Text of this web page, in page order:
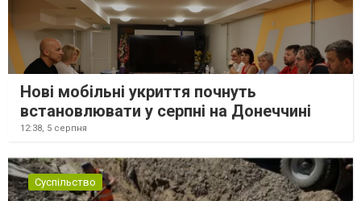
Нові мобільні укриття почнуть
встановлювати у серпні на Донеччині
12:38, 5 серпня
Суспільство